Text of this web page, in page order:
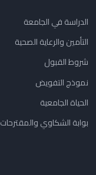
الدراسة في الجامعة
التأمين والرعاية الصحية
شروط القبول
نموذج التفويض
الحياة الجامعية
بوابة الشكاوي والمقترحات